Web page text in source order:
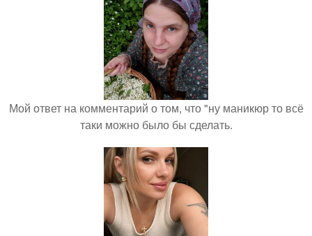
Мой ответ на комментарий о том, что "ну маникюр то всё
таки можно было бы сделать.